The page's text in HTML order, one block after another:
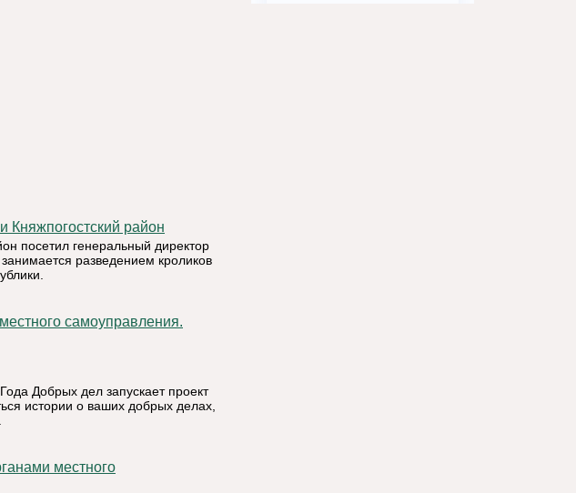
Княжпогостский район
посетил генеральный директор
разведением кроликов
самоуправления.
Добрых дел запускает проект
истории о ваших добрых делах,